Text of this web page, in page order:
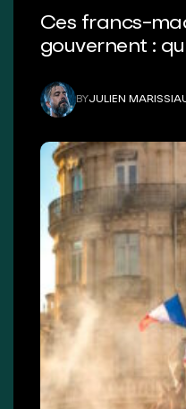
Ces francs-
gouvernent :
BYJULIEN